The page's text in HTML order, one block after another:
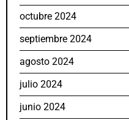
octubre 2024
septiembre 2024
agosto 2024
julio 2024
junio 2024